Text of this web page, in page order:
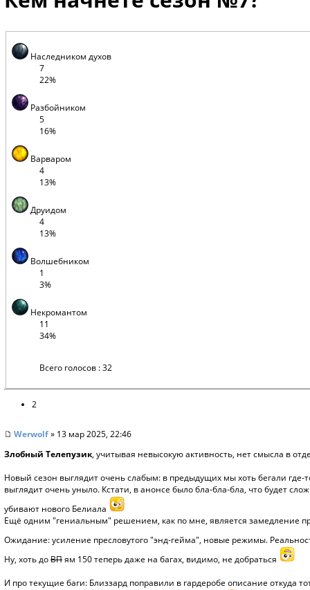
Наследником духов
7
22%
Разбойником
5
16%
Варваром
4
13%
Друидом
4
13%
Волшебником
1
3%
Некромантом
11
34%
Всего голосов : 32
2
Werwolf» 13 мар 2025, 22:46
Злобный Телепузик, учитывая невысокую активность, нет смысла в
Новый сезон выглядит очень слабым: в предыдущих мы хоть бегали где-
выглядит очень уныло. Кстати, в анонсе было бла-бла-бла, что будет
убивают нового Белиала
Ещё одним "гениальным" решением, как по мне, является замедление
Ожидание: усиление пресловутого "энд-гейма", новые режимы.
Ну, хоть доВПям 150 теперь даже на багах, видимо, не добраться
И про текущие баги: Близзард поправили в гардеробе описание откуда